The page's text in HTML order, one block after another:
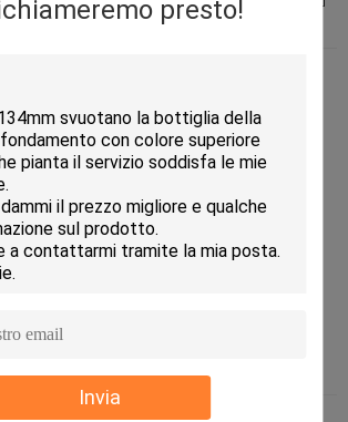
presto!
Invia
dell'esportazione di strato con i
ed il servizio extra del pallet
ed il porto di Ningbo sono suggeriti
CFR ed il CIF spetta al
entrambi disponibili